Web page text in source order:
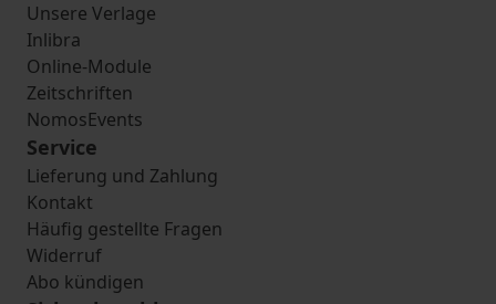
Unsere Verlage
Inlibra
Online-Module
Zeitschriften
NomosEvents
Service
Lieferung und Zahlung
Kontakt
Häufig gestellte Fragen
Widerruf
Abo kündigen